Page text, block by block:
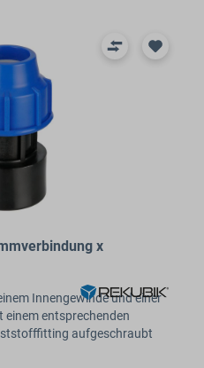
x
Innengewinde und einer
einem entsprechenden
aufgeschraubt